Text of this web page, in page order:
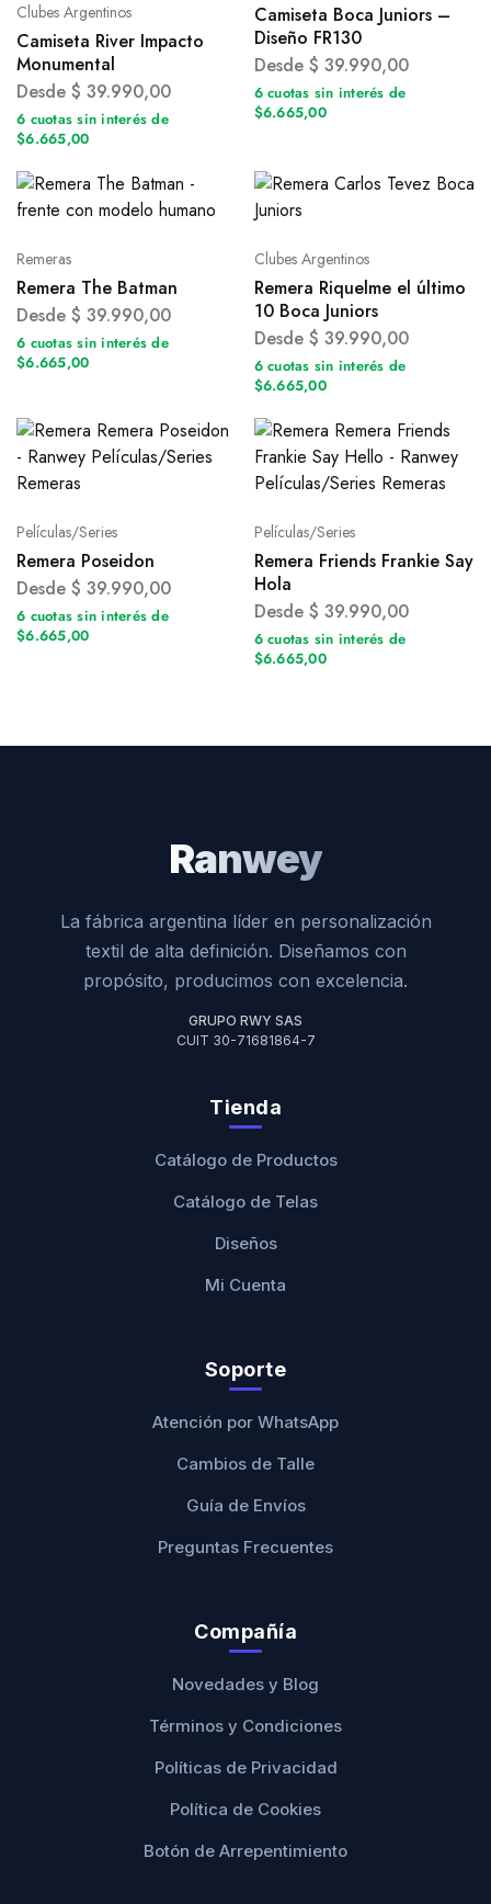
Clubes Argentinos
Camiseta River Impacto
Monumental
Desde $ 39.990,00
6 cuotas sin interés de
$6.665,00
Camiseta Boca Juniors –
Diseño FR130
Desde $ 39.990,00
6 cuotas sin interés de
$6.665,00
Remeras
Remera The Batman
Desde $ 39.990,00
6 cuotas sin interés de
$6.665,00
Clubes Argentinos
Remera Riquelme el último
10 Boca Juniors
Desde $ 39.990,00
6 cuotas sin interés de
$6.665,00
Películas/Series
Remera Poseidon
Desde $ 39.990,00
6 cuotas sin interés de
$6.665,00
Películas/Series
Remera Friends Frankie Say
Hola
Desde $ 39.990,00
6 cuotas sin interés de
$6.665,00
Ranwey
La fábrica argentina líder en personalización
textil de alta definición. Diseñamos con
propósito, producimos con excelencia.
GRUPO RWY SAS
CUIT 30-71681864-7
Tienda
Catálogo de Productos
Catálogo de Telas
Diseños
Mi Cuenta
Soporte
Atención por WhatsApp
Cambios de Talle
Guía de Envíos
Preguntas Frecuentes
Compañía
Novedades y Blog
Términos y Condiciones
Políticas de Privacidad
Política de Cookies
Botón de Arrepentimiento